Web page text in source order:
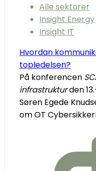
Alle sektorer
Insight Energy
Insight IT
Hvordan
topledelsen?
På konferencen
infrastrukturden
Søren Egede
om OT